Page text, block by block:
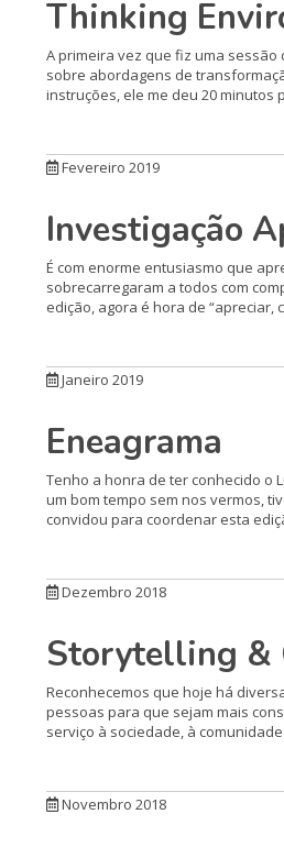
Thinking
A primeira vez que fiz uma sessão
sobre abordagens de
instruções, ele me deu 20 minutos
Fevereiro 2019
Investigação
É com enorme entusiasmo que
sobrecarregaram a todos com
edição, agora é hora de “apreciar,
Janeiro 2019
Eneagrama
Tenho a honra de ter conhecido o
um bom tempo sem nos vermos,
convidou para coordenar esta
Dezembro 2018
Storytelling &
Reconhecemos que hoje há
pessoas para que sejam mais
serviço à sociedade, à
Novembro 2018